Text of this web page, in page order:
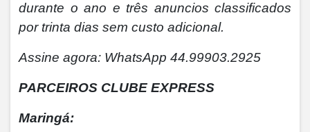
durante o ano e três anuncios classificados
por trinta dias sem custo adicional.
Assine agora: WhatsApp 44.99903.2925
PARCEIROS CLUBE EXPRESS
Maringá: